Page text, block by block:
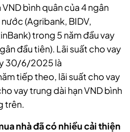
bình quân của 4 ngân
(Agribank, BIDV,
trong 5 năm đầu vay
đầu tiên). Lãi suất cho vay
30/6/2025 là
tiếp theo, lãi suất cho vay
vay trung dài hạn VND bình
trên.
nhà đã có nhiều cải thiện